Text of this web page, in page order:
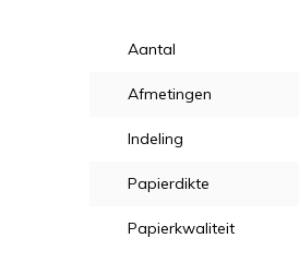
Aantal
Afmetingen
Indeling
Papierdikte
Papierkwaliteit